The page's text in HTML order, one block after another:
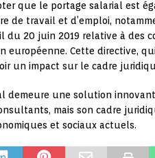
que le portage salarial est
de travail et d’emploi,
du 20 juin 2019 relative à des
européenne. Cette directive,
un impact sur le cadre
demeure une solution
mais son cadre
et sociaux actuels.